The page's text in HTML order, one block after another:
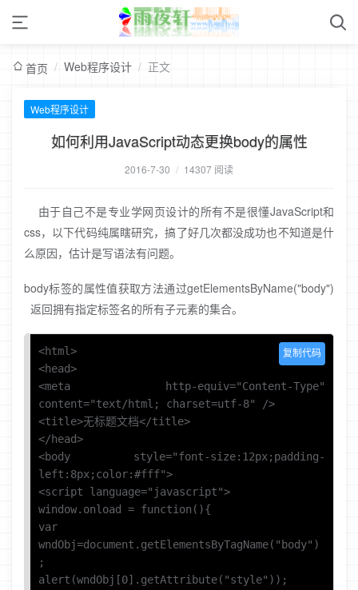
首页 / Web程序设计 / 正文
Web程序设计
如何利用JavaScript动态更换body的属性
2016-7-30 / 14307 阅读
由于自己不是专业学网页设计的所有不是很懂JavaScript和
css，以下代码纯属瞎研究，搞了好几次都没成功也不知道是什
么原因，估计是写语法有问题。
body标签的属性值获取方法通过getElementsByName("body")
返回拥有指定标签名的所有子元素的集合。
复制代码
<html>
<head>
<meta http-equiv="Content-Type"
content="text/html; charset=utf-8" />
<title>无标题文档</title>
</head>
<body style="font-size:12px;padding-
left:8px;color:#fff">
<script language="javascript">
window.onload = function(){
var
wndObj=document.getElementsByTagName("body")
;
alert(wndObj[0].getAttribute("style"));